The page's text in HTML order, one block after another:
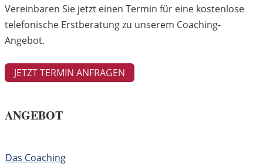
Vereinbaren Sie jetzt einen Termin für eine kostenlose
telefonische Erstberatung zu unserem Coaching-
Angebot.
JETZT TERMIN ANFRAGEN
ANGEBOT
Das Coaching